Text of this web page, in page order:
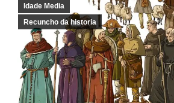
Idade Media
Recuncho da historia